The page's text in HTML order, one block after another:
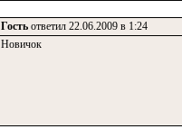
Гость ответил 22.06.2009 в 1:24
Новичок